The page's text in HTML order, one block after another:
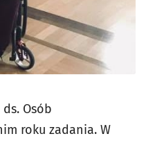
Osób
roku zadania. W